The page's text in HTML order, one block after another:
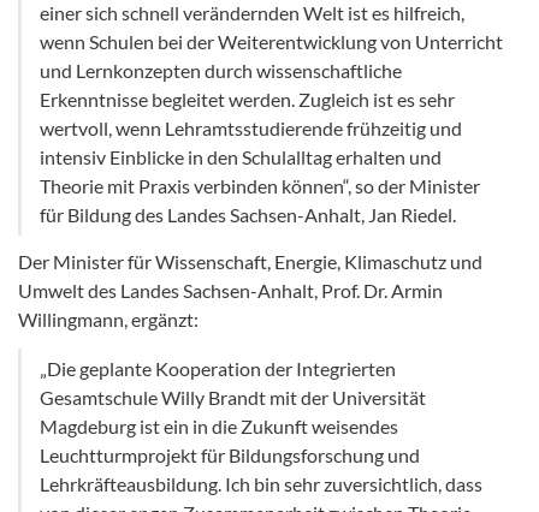
einer sich schnell verändernden Welt ist es hilfreich,
wenn Schulen bei der Weiterentwicklung von Unterricht
und Lernkonzepten durch wissenschaftliche
Erkenntnisse begleitet werden. Zugleich ist es sehr
wertvoll, wenn Lehramtsstudierende frühzeitig und
intensiv Einblicke in den Schulalltag erhalten und
Theorie mit Praxis verbinden können“, so der Minister
für Bildung des Landes Sachsen-Anhalt, Jan Riedel.
Der Minister für Wissenschaft, Energie, Klimaschutz und
Umwelt des Landes Sachsen-Anhalt, Prof. Dr. Armin
Willingmann, ergänzt:
„Die geplante Kooperation der Integrierten
Gesamtschule Willy Brandt mit der Universität
Magdeburg ist ein in die Zukunft weisendes
Leuchtturmprojekt für Bildungsforschung und
Lehrkräfteausbildung. Ich bin sehr zuversichtlich, dass